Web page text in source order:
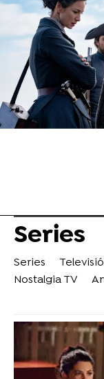
ObjetivoTV » Series
Series
Series
Nostalgia TV